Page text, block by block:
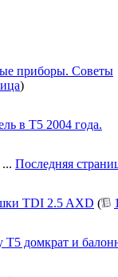
приборы. Советы
)
в Т5 2004 года.
... Последняя
TDI 2.5 AXD (
Т5 домкрат и